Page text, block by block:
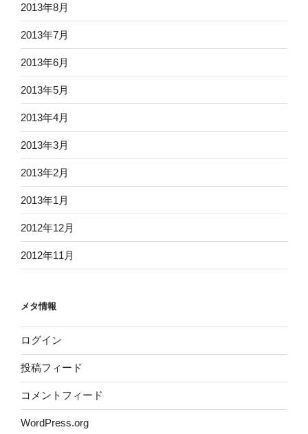
2013年8月
2013年7月
2013年6月
2013年5月
2013年4月
2013年3月
2013年2月
2013年1月
2012年12月
2012年11月
メタ情報
ログイン
投稿フィード
コメントフィード
WordPress.org